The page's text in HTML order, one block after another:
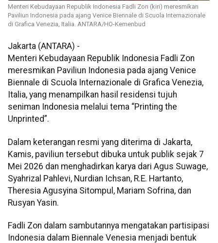
Menteri Kebudayaan Republik Indonesia Fadli Zon (kiri) meresmikan
Paviliun Indonesia pada ajang Venice Biennale di Scuola Internazionale
di Grafica Venezia, Italia. ANTARA/HO-Kemenbud
Jakarta (ANTARA) -
Menteri Kebudayaan Republik Indonesia Fadli Zon
meresmikan Paviliun Indonesia pada ajang Venice
Biennale di Scuola Internazionale di Grafica Venezia,
Italia, yang menampilkan hasil residensi tujuh
seniman Indonesia melalui tema “Printing the
Unprinted”.
Dalam keterangan resmi yang diterima di Jakarta,
Kamis, paviliun tersebut dibuka untuk publik sejak 7
Mei 2026 dan menghadirkan karya dari Agus Suwage,
Syahrizal Pahlevi, Nurdian Ichsan, R.E. Hartanto,
Theresia Agusyina Sitompul, Mariam Sofrina, dan
Rusyan Yasin.
Fadli Zon dalam sambutannya mengatakan partisipasi
Indonesia dalam Biennale Venesia menjadi bentuk